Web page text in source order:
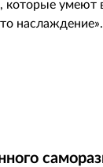
умеют
наслаждение».